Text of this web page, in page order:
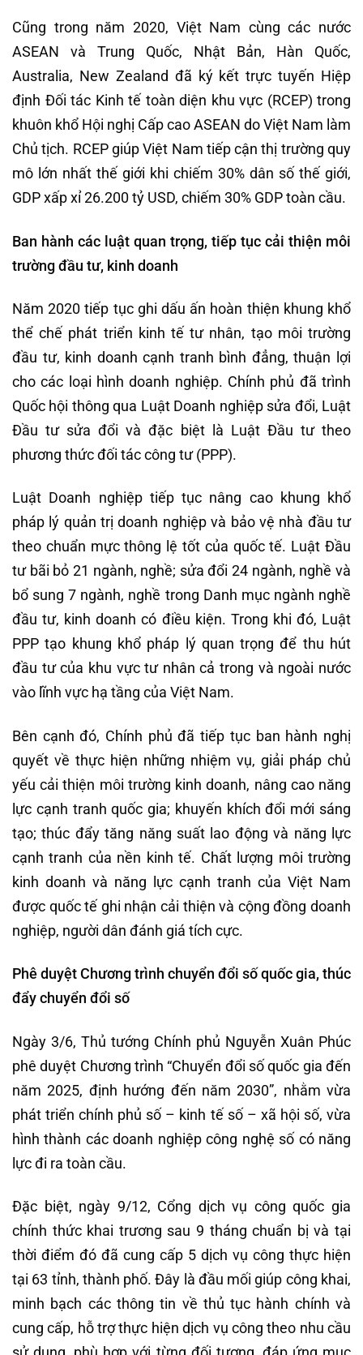
Cũng trong năm 2020, Việt Nam cùng các nước
ASEAN và Trung Quốc, Nhật Bản, Hàn Quốc,
Australia, New Zealand đã ký kết trực tuyến Hiệp
định Đối tác Kinh tế toàn diện khu vực (RCEP) trong
khuôn khổ Hội nghị Cấp cao ASEAN do Việt Nam làm
Chủ tịch. RCEP giúp Việt Nam tiếp cận thị trường quy
mô lớn nhất thế giới khi chiếm 30% dân số thế giới,
GDP xấp xỉ 26.200 tỷ USD, chiếm 30% GDP toàn cầu.
Ban hành các luật quan trọng, tiếp tục cải thiện môi
trường đầu tư, kinh doanh
Năm 2020 tiếp tục ghi dấu ấn hoàn thiện khung khổ
thể chế phát triển kinh tế tư nhân, tạo môi trường
đầu tư, kinh doanh cạnh tranh bình đẳng, thuận lợi
cho các loại hình doanh nghiệp. Chính phủ đã trình
Quốc hội thông qua Luật Doanh nghiệp sửa đổi, Luật
Đầu tư sửa đổi và đặc biệt là Luật Đầu tư theo
phương thức đối tác công tư (PPP).
Luật Doanh nghiệp tiếp tục nâng cao khung khổ
pháp lý quản trị doanh nghiệp và bảo vệ nhà đầu tư
theo chuẩn mực thông lệ tốt của quốc tế. Luật Đầu
tư bãi bỏ 21 ngành, nghề; sửa đổi 24 ngành, nghề và
bổ sung 7 ngành, nghề trong Danh mục ngành nghề
đầu tư, kinh doanh có điều kiện. Trong khi đó, Luật
PPP tạo khung khổ pháp lý quan trọng để thu hút
đầu tư của khu vực tư nhân cả trong và ngoài nước
vào lĩnh vực hạ tầng của Việt Nam.
Bên cạnh đó, Chính phủ đã tiếp tục ban hành nghị
quyết về thực hiện những nhiệm vụ, giải pháp chủ
yếu cải thiện môi trường kinh doanh, nâng cao năng
lực cạnh tranh quốc gia; khuyến khích đổi mới sáng
tạo; thúc đẩy tăng năng suất lao động và năng lực
cạnh tranh của nền kinh tế. Chất lượng môi trường
kinh doanh và năng lực cạnh tranh của Việt Nam
được quốc tế ghi nhận cải thiện và cộng đồng doanh
nghiệp, người dân đánh giá tích cực.
Phê duyệt Chương trình chuyển đổi số quốc gia, thúc
đẩy chuyển đổi số
Ngày 3/6, Thủ tướng Chính phủ Nguyễn Xuân Phúc
phê duyệt Chương trình “Chuyển đổi số quốc gia đến
năm 2025, định hướng đến năm 2030”, nhằm vừa
phát triển chính phủ số – kinh tế số – xã hội số, vừa
hình thành các doanh nghiệp công nghệ số có năng
lực đi ra toàn cầu.
Đặc biệt, ngày 9/12, Cổng dịch vụ công quốc gia
chính thức khai trương sau 9 tháng chuẩn bị và tại
thời điểm đó đã cung cấp 5 dịch vụ công thực hiện
tại 63 tỉnh, thành phố. Đây là đầu mối giúp công khai,
minh bạch các thông tin về thủ tục hành chính và
cung cấp, hỗ trợ thực hiện dịch vụ công theo nhu cầu